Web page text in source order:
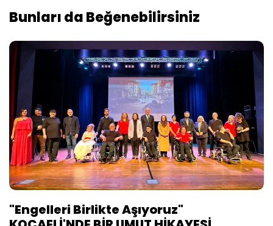
Bunları da Beğenebilirsiniz
"Engelleri Birlikte Aşıyoruz"